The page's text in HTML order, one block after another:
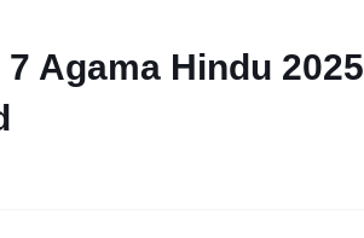
Agama Hindu 2025